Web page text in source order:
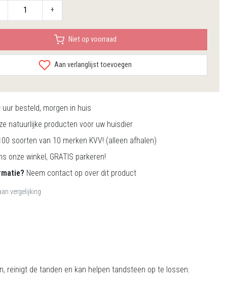
+
Niet op voorraad
Aan verlanglijst toevoegen
uur besteld, morgen in huis
natuurlijke producten voor uw huisdier
soorten van 10 merken KVV! (alleen afhalen)
onze winkel, GRATIS parkeren!
Neem contact op over dit product
vergelijking
reinigt de tanden en kan helpen tandsteen op te lossen.